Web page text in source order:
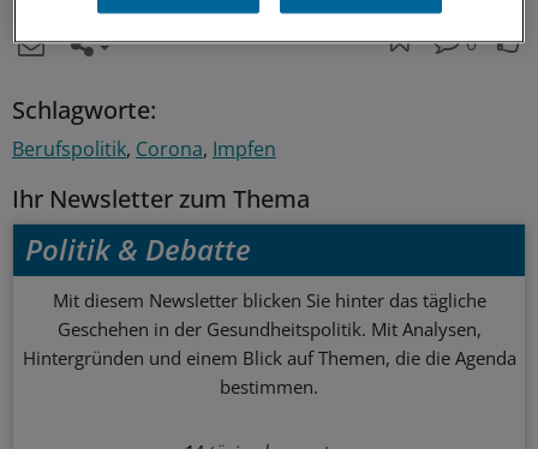
0
Schlagworte:
Berufspolitik Corona Impfen
Ihr Newsletter zum Thema
Politik & Debatte
Mit diesem Newsletter blicken Sie hinter das tägliche
Geschehen in der Gesundheitspolitik. Mit Analysen,
Hintergründen und einem Blick auf Themen, die die Agenda
bestimmen.